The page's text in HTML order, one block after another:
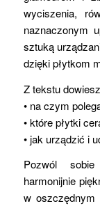
wyciszenia,
naznaczonym
sztuką
dzięki płytkom
Z tekstu
• na czym
• które płytki
• jak urządzić i
Pozwól
harmonijnie
w oszczędnym